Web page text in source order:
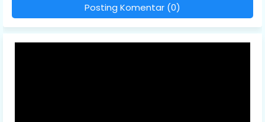
Posting Komentar (0)